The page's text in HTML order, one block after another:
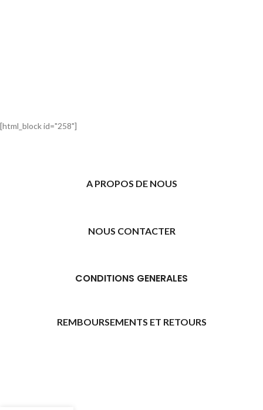
[html_block id="258"]
A PROPOS DE NOUS
NOUS CONTACTER
CONDITIONS GENERALES
REMBOURSEMENTS ET RETOURS